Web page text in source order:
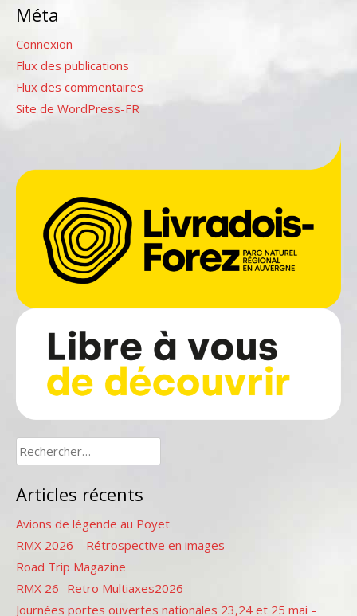
Méta
Connexion
Flux des publications
Flux des commentaires
Site de WordPress-FR
Rechercher :
Articles récents
Avions de légende au Poyet
RMX 2026 – Rétrospective en images
Road Trip Magazine
RMX 26- Retro Multiaxes2026
Journées portes ouvertes nationales 23,24 et 25 mai –